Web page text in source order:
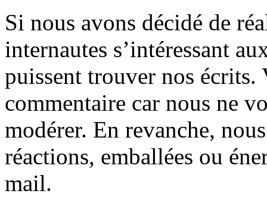
Si nous avons décidé de
internautes s’intéressant
puissent trouver nos écrits.
commentaire car nous ne
modérer. En revanche,
réactions, emballées ou
mail.